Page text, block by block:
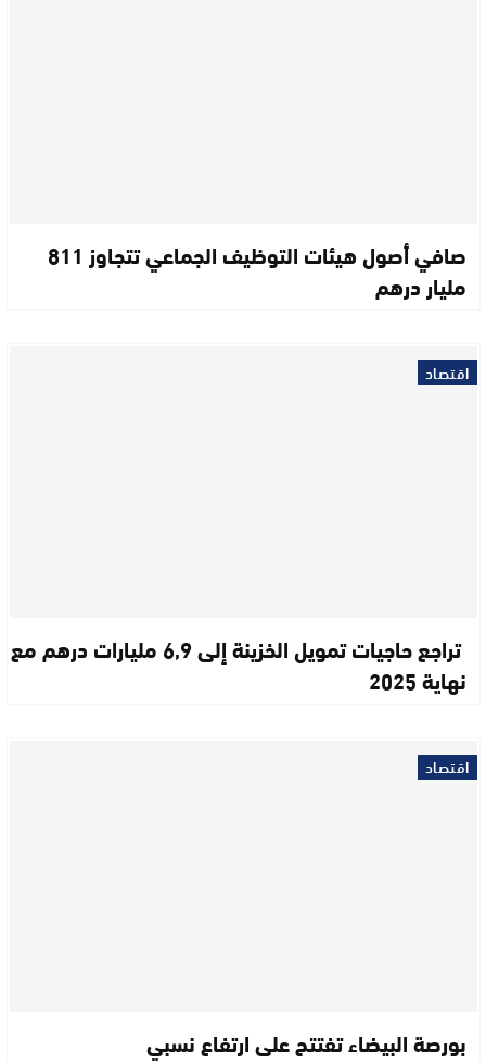
صافي أصول هيئات التوظيف الجماعي تتجاوز 811
مليار درهم
اقتصاد
تراجع حاجيات تمويل الخزينة إلى 6,9 مليارات درهم مع
نهاية 2025
اقتصاد
بورصة البيضاء تفتتح على ارتفاع نسبي